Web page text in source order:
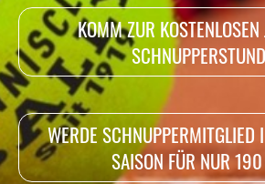
KOMM ZUR KOSTENLOSEN
WERDE SCHNUPPERMITGLIED
SAISON FÜR NUR